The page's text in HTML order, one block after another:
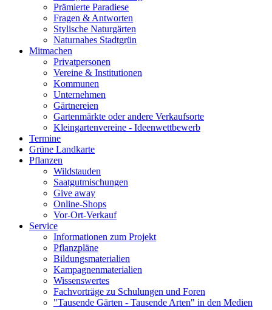
Prämierte Paradiese
Fragen & Antworten
Stylische Naturgärten
Naturnahes Stadtgrün
Mitmachen
Privatpersonen
Vereine & Institutionen
Kommunen
Unternehmen
Gärtnereien
Gartenmärkte oder andere Verkaufsorte
Kleingartenvereine - Ideenwettbewerb
Termine
Grüne Landkarte
Pflanzen
Wildstauden
Saatgutmischungen
Give away
Online-Shops
Vor-Ort-Verkauf
Service
Informationen zum Projekt
Pflanzpläne
Bildungsmaterialien
Kampagnenmaterialien
Wissenswertes
Fachvorträge zu Schulungen und Foren
"Tausende Gärten - Tausende Arten" in den Medien